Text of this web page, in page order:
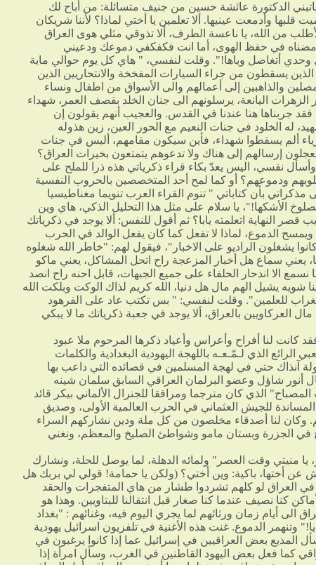
الدكتورة عائشة حسين من جنيف متسائلة: من أباح لك
قلبها وأدمعت عينيها. ألا تعلمين يا أختي لماذا؟ لأننا شريكان
من الله، يا ناعسة الطرف، ألا تذوقي مثلي هوى العراق
مضناه في حفظ الهوى، أما انت فكفكفي دموعك ودعيني
وحدي أتغاصل وياها!". وقلت لنفسي، " هاي كل يوم حوالي ماية
يسقطون من جراء السيارات المفخخة والانتحاريين الذين
والذاهبين إلى أعمالهم والى الأسواق من اطفال ونساء
اليانعة، يرسلونهم الى جنان الخلد بقصف العمر، شهداء
جربناها هنا عندنا في القدس. والعجيب أنهم يقولون إن
له الخلود في جنات النعيم مع الحور العين، زين هذوله
ألم يسقطوا شهداء، فأين سيكون مقامهم، أليس في جنات
إرسالهم إلى هناك ولا تدعوهم يتمتعون بخيرات العراق؟
نفسي، اليس يعدّ بكاء قراء ذكرياتي هذه ذرا للملح على
ودموعهم؟ أو كما لمح أحد المتخصصين بالحروب النفسية
بأن كتاباتي " تنوم القراء العرب تنويما مغناطيسيا
الأشكها!"، يا سلام على مثل هذا التحليل الذكي، هاي وين
النهاية اتعلمته يابا؟ ثم أقول للنفس: ألا يوجد في ذكرياتك
الدموع، لماذا لا تفعل كما كان يفعل الوالد في الحرب
"كانوا يشغلون الراديو على الاخبار"، فيقول لهم: "خاطر الله شغلوه
يعني سماع هل أخبار المزعجة راح اتحل المشاكل، يعني ماكو
الا اندحار الحلفاء على جميع الجبهات، قابل احنه راح انصد
شويه يشيل الهم مال هل دنيا، الله كريم لذاك الوكت وبلكت الله
للعلمين". وقلت لنفسي: " بس تكتب عاد على الفرهود
العركاويين بالعراق، ألا يوجد في جعبة ذكرياتك ما لا يبكي
كانت لنا أفراح وأعراس وأعياد ذكرها المرحوم ملا عبود
الذي لـمّـعـه باللهجة اليهودية البغدادية والكلمات
آنذاك حتي في لهجة المسلمين في قصائده التي داعب بها
أنور شاؤل وعضو البرلمان العراقي السابق سلمان شينه
الذي كان مترجما ومرافقا للجنرال الألماني بيكر قائد
المساندة للجيش العثماني في الحرب العالمية الأولى، وصديق
وكان لنا أصدقاء مخلصون من كل ملة ودين نشاركهم السراء
في الجزرة وبستان مامو وشواطئ الصليخ والمعظم، ونغني
منيتي وقت العصر" ولمائه الدهلة، لما يوصل للحلة، ونشارك
عن أختها، باكية: وين أختي؟ (ولكن يا حمامة! قولي لي بربك هل
العراق لو كلهم تشردوا طشار من هاي المتفجرات والحقد
كنا نصيف عندما كنا صغار قبل انتقالنا للبتاويين. وهذا هو
الى أيام زمان ورثائهم لما يجري اليوم فيه، وغنائهم : "بغداد
وتنهمر الدموع. غنت هذه الأغنية في تلفزيون اسرائيل يهودية
المذيع بعض العراقيين في إسرائيل عما إذا كانوا يرغبون في
كما فعل بعض اليهود القاطنين في الغرب، وسأل امرأة إذا